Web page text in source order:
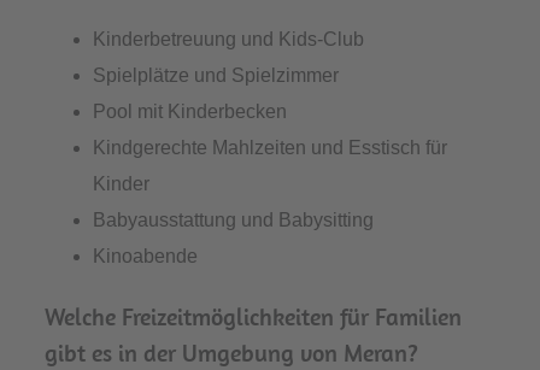
Kinderbetreuung und Kids-Club
Spielplätze und Spielzimmer
Pool mit Kinderbecken
Kindgerechte Mahlzeiten und Esstisch für
Kinder
Babyausstattung und Babysitting
Kinoabende
Welche Freizeitmöglichkeiten für Familien
gibt es in der Umgebung von Meran?